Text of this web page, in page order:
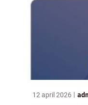
12 april 2026